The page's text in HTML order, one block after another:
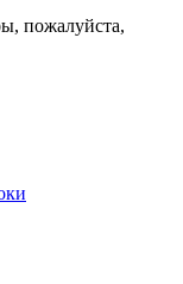
пожалуйста,